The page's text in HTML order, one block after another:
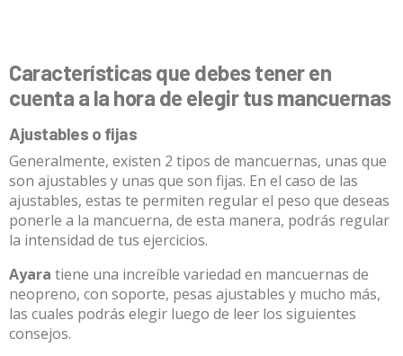
Características que debes tener en
cuenta a la hora de elegir tus mancuernas
Ajustables o fijas
Generalmente, existen 2 tipos de mancuernas, unas que
son ajustables y unas que son fijas. En el caso de las
ajustables, estas te permiten regular el peso que deseas
ponerle a la mancuerna, de esta manera, podrás regular
la intensidad de tus ejercicios.
Ayara tiene una increíble variedad en mancuernas de
neopreno, con soporte, pesas ajustables y mucho más,
las cuales podrás elegir luego de leer los siguientes
consejos.